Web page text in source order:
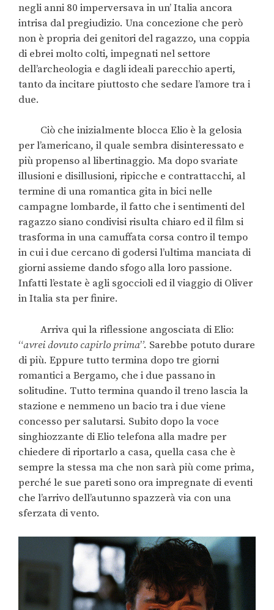
negli anni 80 imperversava in un’ Italia ancora
intrisa dal pregiudizio. Una concezione che però
non è propria dei genitori del ragazzo, una coppia
di ebrei molto colti, impegnati nel settore
dell’archeologia e dagli ideali parecchio aperti,
tanto da incitare piuttosto che sedare l’amore tra i
due.
Ciò che inizialmente blocca Elio è la gelosia
per l’americano, il quale sembra disinteressato e
più propenso al libertinaggio. Ma dopo svariate
illusioni e disillusioni, ripicche e contrattacchi, al
termine di una romantica gita in bici nelle
campagne lombarde, il fatto che i sentimenti del
ragazzo siano condivisi risulta chiaro ed il film si
trasforma in una camuffata corsa contro il tempo
in cui i due cercano di godersi l’ultima manciata di
giorni assieme dando sfogo alla loro passione.
Infatti l’estate è agli sgoccioli ed il viaggio di Oliver
in Italia sta per finire.
Arriva qui la riflessione angosciata di Elio:
“avrei dovuto capirlo prima”. Sarebbe potuto durare
di più. Eppure tutto termina dopo tre giorni
romantici a Bergamo, che i due passano in
solitudine. Tutto termina quando il treno lascia la
stazione e nemmeno un bacio tra i due viene
concesso per salutarsi. Subito dopo la voce
singhiozzante di Elio telefona alla madre per
chiedere di riportarlo a casa, quella casa che è
sempre la stessa ma che non sarà più come prima,
perché le sue pareti sono ora impregnate di eventi
che l’arrivo dell’autunno spazzerà via con una
sferzata di vento.